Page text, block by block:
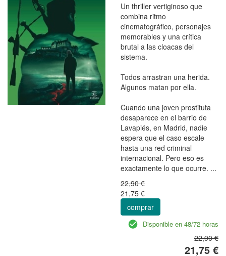
Un thriller vertiginoso que
combina ritmo
cinematográfico, personajes
memorables y una crítica
brutal a las cloacas del
sistema.
Todos arrastran una herida.
Algunos matan por ella.
Cuando una joven prostituta
desaparece en el barrio de
Lavapiés, en Madrid, nadie
espera que el caso escale
hasta una red criminal
internacional. Pero eso es
exactamente lo que ocurre. ...
22,90 €
21,75 €
comprar
Disponible en 48/72 horas
22,90 €
21,75 €